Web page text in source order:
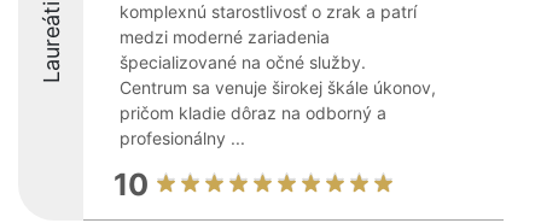
Laureáti
komplexnú starostlivosť o zrak a patrí
medzi moderné zariadenia
špecializované na očné služby.
Centrum sa venuje širokej škále úkonov,
pričom kladie dôraz na odborný a
profesionálny ...
10